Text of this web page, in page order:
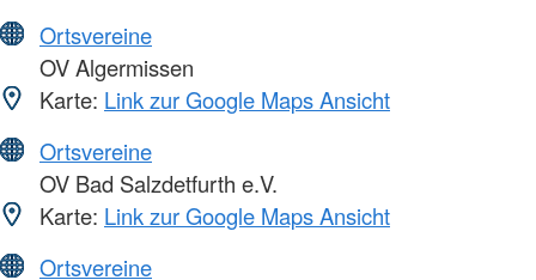
Ortsvereine
OV Algermissen
Karte: Link zur Google Maps Ansicht
Ortsvereine
OV Bad Salzdetfurth e.V.
Karte: Link zur Google Maps Ansicht
Ortsvereine